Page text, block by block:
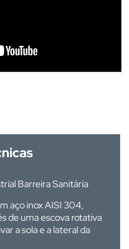
Barreira Sanitária
aço inox AISI 304,
de uma escova rotativa
a sola e a lateral da